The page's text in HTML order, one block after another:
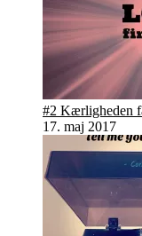
#2 Kærligheden
17. maj 2017